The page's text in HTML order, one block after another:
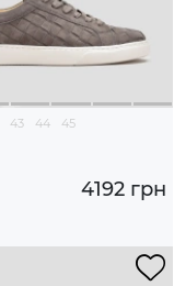
43 44 45
4192 грн